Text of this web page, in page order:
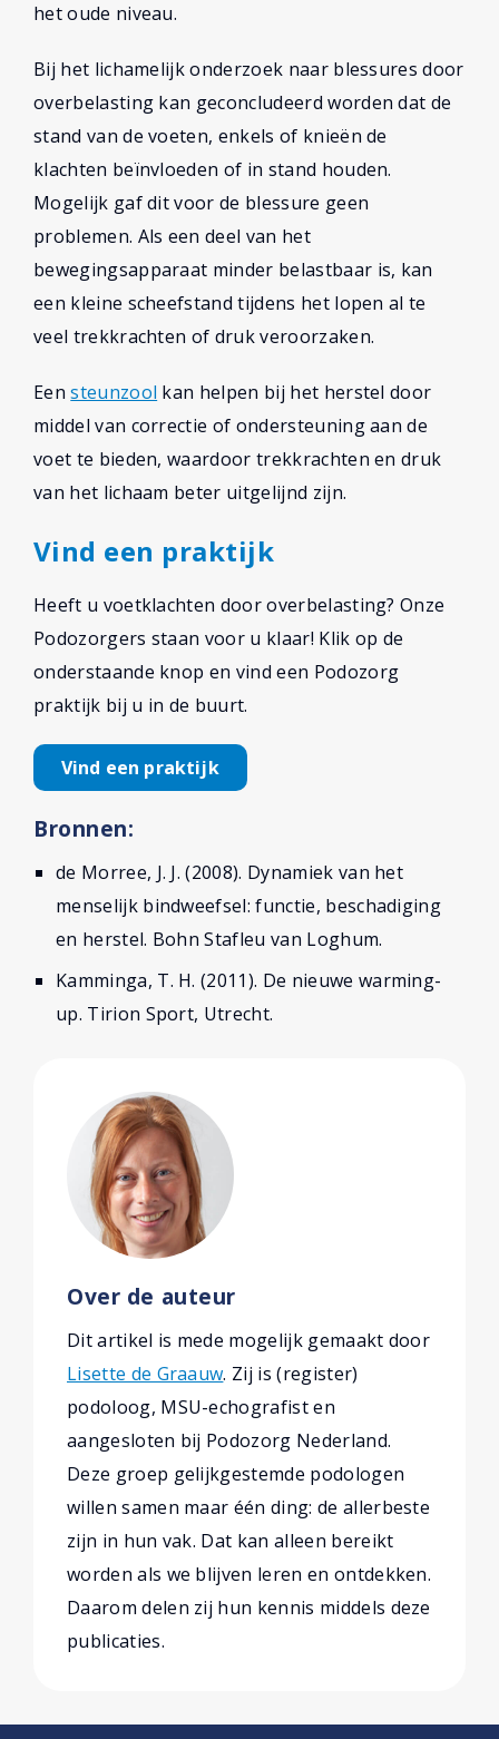
het oude niveau.
Bij het lichamelijk onderzoek naar blessures door
overbelasting kan geconcludeerd worden dat de
stand van de voeten, enkels of knieën de
klachten beïnvloeden of in stand houden.
Mogelijk gaf dit voor de blessure geen
problemen. Als een deel van het
bewegingsapparaat minder belastbaar is, kan
een kleine scheefstand tijdens het lopen al te
veel trekkrachten of druk veroorzaken.
Eensteunzool kan helpen bij het herstel door
middel van correctie of ondersteuning aan de
voet te bieden, waardoor trekkrachten en druk
van het lichaam beter uitgelijnd zijn.
Vind een praktijk
Heeft u voetklachten door overbelasting? Onze
Podozorgers staan voor u klaar! Klik op de
onderstaande knop en vind een Podozorg
praktijk bij u in de buurt.
Vind een praktijk
Bronnen:
de Morree, J. J. (2008). Dynamiek van het
menselijk bindweefsel: functie, beschadiging
en herstel. Bohn Stafleu van Loghum.
Kamminga, T. H. (2011). De nieuwe warming-
up. Tirion Sport, Utrecht.
Over de auteur
Dit artikel is mede mogelijk gemaakt door
Lisette de Graauw. Zij is (register)
podoloog, MSU-echografist en
aangesloten bij Podozorg Nederland.
Deze groep gelijkgestemde podologen
willen samen maar één ding: de allerbeste
zijn in hun vak. Dat kan alleen bereikt
worden als we blijven leren en ontdekken.
Daarom delen zij hun kennis middels deze
publicaties.